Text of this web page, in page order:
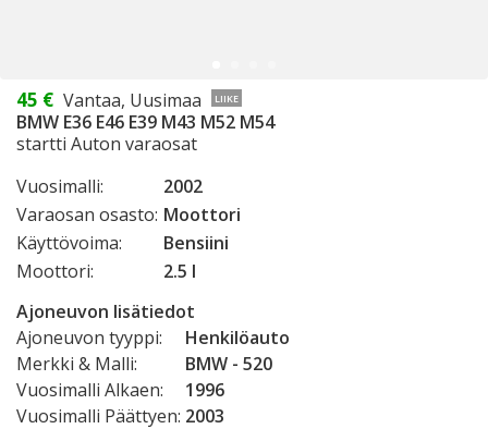
45 € Vantaa, Uusimaa LIIKE
BMW E36 E46 E39 M43 M52 M54
startti Auton varaosat
Vuosimalli:
2002
Varaosan osasto: Moottori
Käyttövoima:
Bensiini
Moottori:
2.5 l
Ajoneuvon lisätiedot
Ajoneuvon tyyppi:
Henkilöauto
Merkki & Malli:
BMW - 520
Vuosimalli Alkaen:
1996
Vuosimalli Päättyen: 2003